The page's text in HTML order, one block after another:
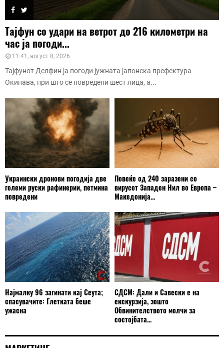
Тајфун со удари на ветрот до 216 километри на
час ја погоди...
11:41, август 8, 2026
Тајфунот Делфин ја погоди јужната јапонска префектура
Окинава, при што се повредени шест лица, а...
Украински дронови погодија две
големи руски рафинерии, петмина
повредени
Повеќе од 240 заразени со
вирусот Западен Нил во Европа –
Македонија...
Најмалку 96 загинати кај Сеута;
спасувачите: Глетката беше
ужасна
СДСМ: Дали и Савески е на
екскурзија, зошто
Обвинителството молчи за
состојбата...